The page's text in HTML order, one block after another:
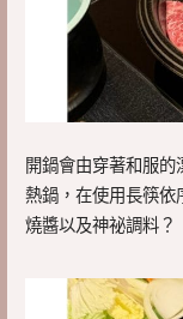
開鍋會由穿著和服
熱鍋，在使用長筷依
燒醬以及神祕調料？